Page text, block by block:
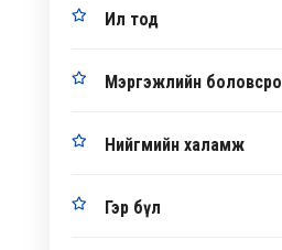
Ил тод
Мэргэжлийн
Нийгмийн халамж
Гэр бүл